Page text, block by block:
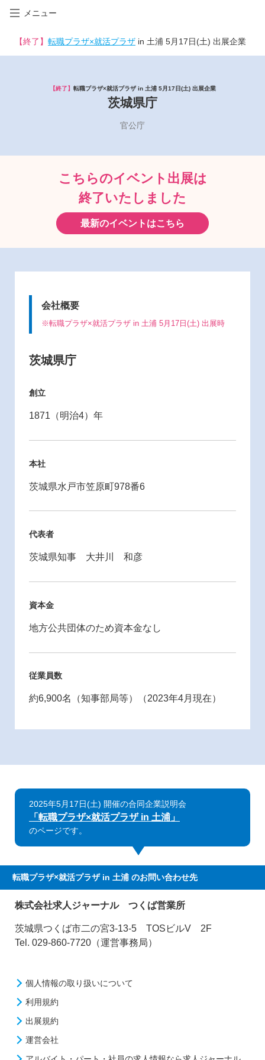
メニュー
【終了】 転職プラザ×就活プラザ in 土浦 5月17日(土) 出展企業
【終了】 転職プラザ×就活プラザ in 土浦 5月17日(土) 出展企業
茨城県庁
官公庁
こちらのイベント出展は
終了いたしました
最新のイベントはこちら
会社概要
※転職プラザ×就活プラザ in 土浦 5月17日(土) 出展時
茨城県庁
創立
1871（明治4）年
本社
茨城県水戸市笠原町978番6
代表者
茨城県知事 大井川 和彦
資本金
地方公共団体のため資本金なし
従業員数
約6,900名（知事部局等）（2023年4月現在）
2025年5月17日(土) 開催の合同企業説明会
「転職プラザ×就活プラザ in 土浦」
のページです。
転職プラザ×就活プラザ in 土浦 のお問い合わせ先
株式会社求人ジャーナル つくば営業所
茨城県つくば市二の宮3-13-5 TOSビルV 2F
Tel. 029-860-7720（運営事務局）
個人情報の取り扱いについて
利用規約
出展規約
運営会社